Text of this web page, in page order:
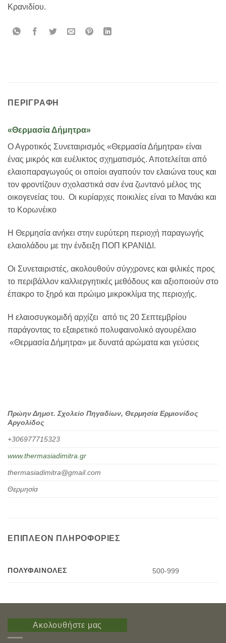
Κρανιδίου.
ΠΕΡΙΓΡΑΦΉ
«Θερμασία Δήμητρα»
Ο Αγροτικός Συνεταιρισμός «Θερμασία Δήμητρα» είναι
ένας μικρός και ευέλικτος σχηματισμός. Αποτελείται από
ελαιοπαραγωγούς οι οποίοι αγαπούν τον ελαιώνα τους και
τον φροντίζουν σχολαστικά σαν ένα ζωντανό μέλος της
οικογενείας του. Οι κυρίαρχες ποικιλίες είναι το Μανάκι και
το Κορωνέικο
Η Θερμησία ανήκει στην ευρύτερη περιοχή παραγωγής
ελαιολάδου με την ένδειξη ΠΟΠ ΚΡΑΝΙΔΙ.
Οι Συνεταιριστές, ακολουθούν σύγχρονες και φιλικές προς
το περιβάλλον καλλιεργητικές μεθόδους και αξιοποιούν στο
έπακρο το ξηρό και πρώιμο μικροκλίμα της περιοχής.
Η ελαιοσυγκομιδή αρχίζει από τις 20 Σεπτεμβρίου
παράγοντας το εξαιρετικό πολυφαινολικό αγουρέλαιο
«Θερμασία Δήμητρα» με δυνατά αρώματα και γεύσεις
Πρώην Δημοτ. Σχολείο Πηγαδίων, Θερμησία Ερμιονίδος
Αργολίδος
+306977715323
www.thermasiadimitra.gr
thermasiadimitra@gmail.com
Θερμησία
ΕΠΙΠΛΈΟΝ ΠΛΗΡΟΦΟΡΊΕΣ
ΠΟΛΥΦΑΙΝΌΛΕΣ 500-999
Ακολουθήστε μας